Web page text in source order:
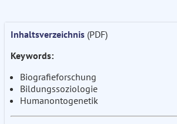
Inhaltsverzeichnis (PDF)
Keywords:
Biografieforschung
Bildungssoziologie
Humanontogenetik